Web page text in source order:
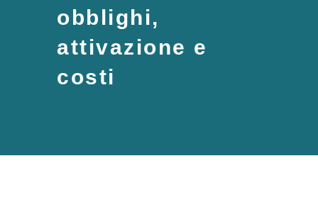
obblighi,
attivazione e
costi